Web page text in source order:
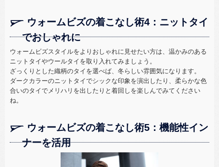
ウォームビズの着こなし術4：ニットタイ
でおしゃれに
ウォームビズスタイルをよりおしゃれに見せたい方は、温かみのある
ニットタイやウールタイを取り入れてみましょう。
ざっくりとした織柄のタイを選べば、冬らしい雰囲気になります。
ダークカラーのニットタイでシックな印象を演出したり、柔らかな色
合いのタイでメリハリを出したりと着回しを楽しんでみてください
ね。
ウォームビズの着こなし術5：機能性イン
ナーを活用